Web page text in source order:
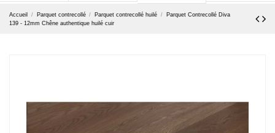
Accueil Parquet contrecollé Parquet contrecollé huilé
Parquet Contrecollé Diva
139 - 12mm Chêne authentique huilé cuir